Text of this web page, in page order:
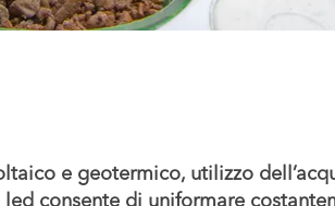
e geotermico, utilizzo
consente di uniformare